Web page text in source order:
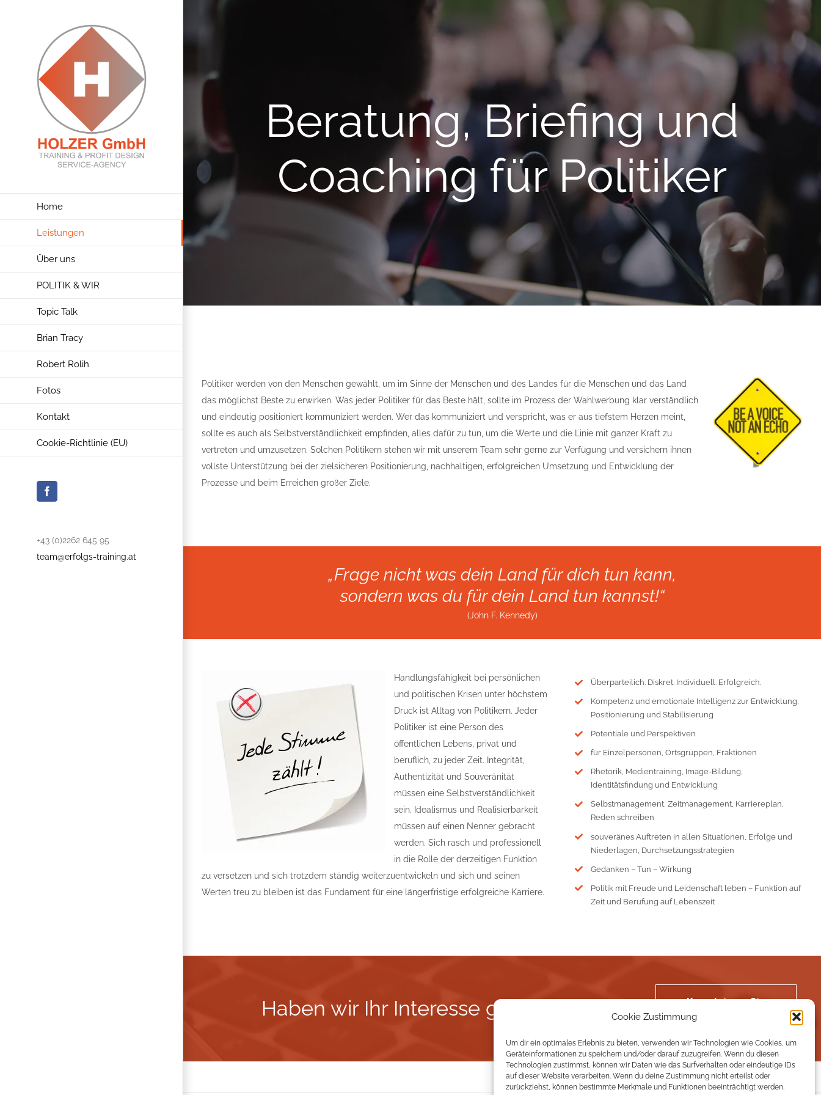
Cookie Zustimmung
Um dir ein optimales Erlebnis zu bieten, verwenden wir Technologien wie Cookies, um
Geräteinformationen zu speichern und/oder darauf zuzugreifen. Wenn du diesen
Technologien zustimmst, können wir Daten wie das Surfverhalten oder eindeutige IDs
auf dieser Website verarbeiten. Wenn du deine Zustimmung nicht erteilst oder
zurückziehst, können bestimmte Merkmale und Funktionen beeinträchtigt werden.
Home
Leistungen
Über uns
POLITIK & WIR
Topic Talk
Brian Tracy
Robert Rolih
Fotos
Kontakt
Cookie-Richtlinie (EU)
Facebook
+43 (0)2262 645 95
team@erfolgs-training.at
Beratung, Briefing und
Coaching für Politiker
Politiker werden von den Menschen gewählt, um im Sinne der Menschen und des Landes für die Menschen und das Land
das möglichst Beste zu erwirken. Was jeder Politiker für das Beste hält, sollte im Prozess der Wahlwerbung klar verständlich
und eindeutig positioniert kommuniziert werden. Wer das kommuniziert und verspricht, was er aus tiefstem Herzen meint,
sollte es auch als Selbstverständlichkeit empfinden, alles dafür zu tun, um die Werte und die Linie mit ganzer Kraft zu
vertreten und umzusetzen. Solchen Politikern stehen wir mit unserem Team sehr gerne zur Verfügung und versichern ihnen
vollste Unterstützung bei der zielsicheren Positionierung, nachhaltigen, erfolgreichen Umsetzung und Entwicklung der
Prozesse und beim Erreichen großer Ziele.
„Frage nicht was dein Land für dich tun kann,
sondern was du für dein Land tun kannst!“
(John F. Kennedy)
Handlungsfähigkeit bei persönlichen
und politischen Krisen unter höchstem
Druck ist Alltag von Politikern. Jeder
Politiker ist eine Person des
öffentlichen Lebens, privat und
beruflich, zu jeder Zeit. Integrität,
Authentizität und Souveränität
müssen eine Selbstverständlichkeit
sein. Idealismus und Realisierbarkeit
müssen auf einen Nenner gebracht
werden. Sich rasch und professionell
in die Rolle der derzeitigen Funktion
zu versetzen und sich trotzdem ständig weiterzuentwickeln und sich und seinen
Werten treu zu bleiben ist das Fundament für eine längerfristige erfolgreiche Karriere.
Überparteilich. Diskret. Individuell. Erfolgreich.
Kompetenz und emotionale Intelligenz zur Entwicklung,
Positionierung und Stabilisierung
Potentiale und Perspektiven
für Einzelpersonen, Ortsgruppen, Fraktionen
Rhetorik, Medientraining, Image-Bildung,
Identitätsfindung und Entwicklung
Selbstmanagement, Zeitmanagement, Karriereplan,
Reden schreiben
souveränes Auftreten in allen Situationen, Erfolge und
Niederlagen, Durchsetzungsstrategien
Gedanken – Tun – Wirkung
Politik mit Freude und Leidenschaft leben – Funktion auf
Zeit und Berufung auf Lebenszeit
Haben wir Ihr Interesse geweckt?
Kontaktieren Sie